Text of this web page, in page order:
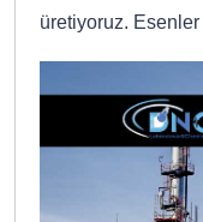
üretiyoruz.